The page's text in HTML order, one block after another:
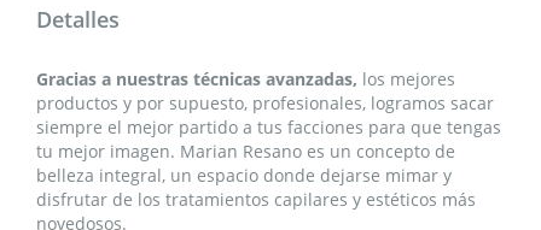
Detalles
Gracias a nuestras técnicas avanzadas, los mejores
productos y por supuesto, profesionales, logramos sacar
siempre el mejor partido a tus facciones para que tengas
tu mejor imagen. Marian Resano es un concepto de
belleza integral, un espacio donde dejarse mimar y
disfrutar de los tratamientos capilares y estéticos más
novedosos.